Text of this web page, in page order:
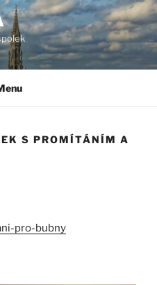
S PROMÍTÁNÍM A
pro-bubny